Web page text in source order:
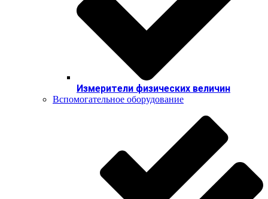
Измерители физических величин
Вспомогательное оборудование